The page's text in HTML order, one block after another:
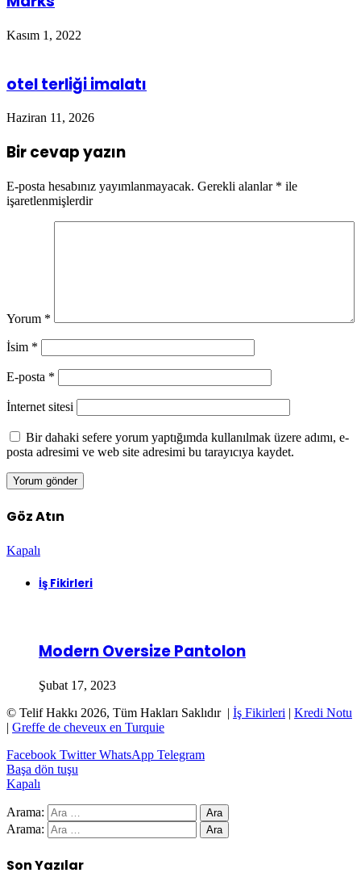
Kasım 1, 2022
otel terliği imalatı
Haziran 11, 2026
Bir cevap yazın
E-posta hesabınız yayımlanmayacak. Gerekli alanlar * ile
işaretlenmişlerdir
Yorum *
İsim *
E-posta *
İnternet sitesi
Bir dahaki sefere yorum yaptığımda kullanılmak üzere adımı, e-
posta adresimi ve web site adresimi bu tarayıcıya kaydet.
Göz Atın
Kapalı
İş Fikirleri
Modern Oversize Pantolon
Şubat 17, 2023
© Telif Hakkı 2026, Tüm Hakları Saklıdır | İş Fikirleri | Kredi Notu
| Greffe de cheveux en Turquie
Facebook Twitter WhatsApp Telegram
Başa dön tuşu
Kapalı
Arama:
Arama:
Son Yazılar